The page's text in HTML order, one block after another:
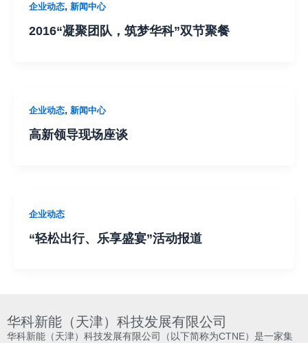
企业动态, 新闻中心
2016“凝聚团队，筑梦华科”双节聚餐
企业动态, 新闻中心
高新领导现场座谈
企业动态
“轻松出行、乐享盛宴”活动报道
华科新能（天津）科技发展有限公司
华科新能（天津）科技发展有限公司（以下简称为CTNE）是一家集